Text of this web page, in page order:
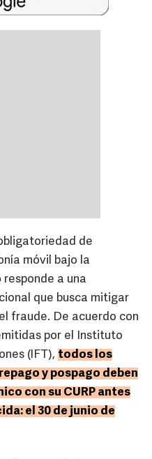
de
móvil bajo la
a una
que busca mitigar
fraude. De acuerdo con
por el Instituto
(IFT), todos los
y pospago deben
con su CURP antes
el 30 de junio de